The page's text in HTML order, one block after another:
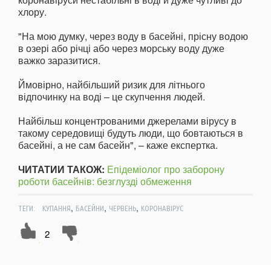
хлору.
"На мою думку, через воду в басейні, прісну водою
в озері або річці або через морську воду дуже
важко заразитися.
Ймовірно, найбільший ризик для літнього
відпочинку на воді – це скупчення людей.
Найбільш концентрованими джерелами вірусу в
такому середовищі будуть люди, що бовтаються в
басейні, а не сам басейн", – каже експертка.
ЧИТАТИИ ТАКОЖ: Епідеміолог про заборону
роботи басейнів: безглузді обмеження
ТЕГИ: КУПАННЯ, БАСЕЙНИ, ЧЕРВЕНЬ, КОРОНАВІРУС
2